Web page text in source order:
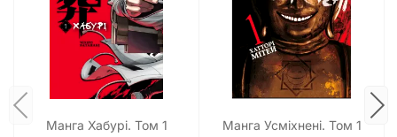
Манга Хабурі. Том 1 Манга Усміхнені. Том 1